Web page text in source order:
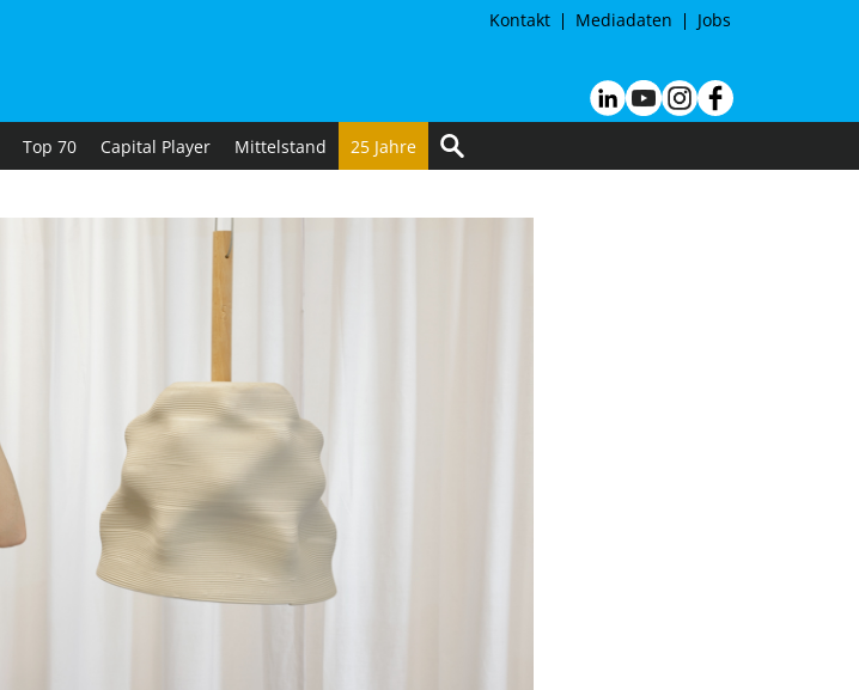
Kontakt Mediadaten Jobs
Top 70 Capital Player Mittelstand 25 Jahre